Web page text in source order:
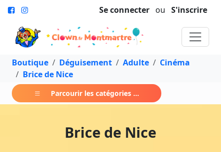
Se connecter ou S'inscrire
Boutique Déguisement Adulte
Cinéma
Brice de Nice
Parcourir les catégories ...
Brice de Nice